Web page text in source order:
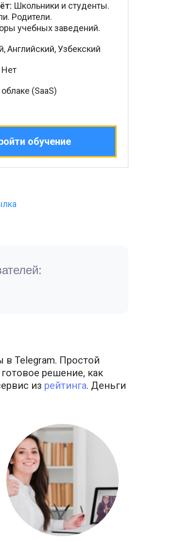
Школьники и студенты.
Родители.
учебных заведений.
Английский, Узбекский
Нет
(SaaS)
обучение
Telegram. Простой
решение, как
из рейтинга. Деньги